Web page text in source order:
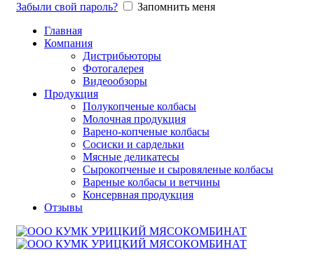
Забыли свой пароль?
Запомнить меня
Главная
Компания
Дистрибьюторы
Фотогалерея
Видеообзоры
Продукция
Полукопченые колбасы
Молочная продукция
Варено-копченые колбасы
Сосиски и сардельки
Мясные деликатесы
Сырокопченые и сыровяленые колбасы
Вареные колбасы и ветчины
Консервная продукция
Отзывы